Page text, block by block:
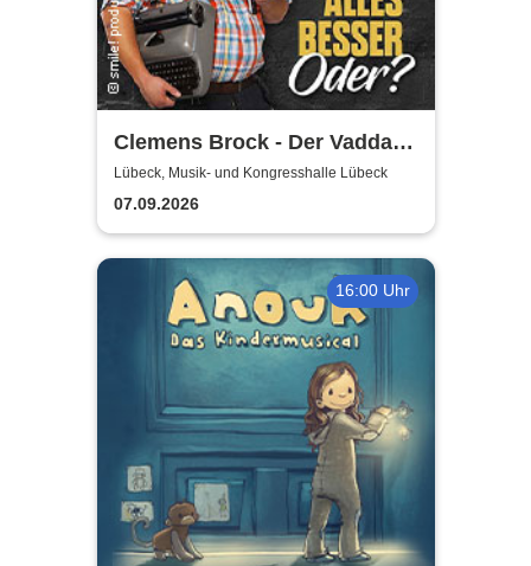
Clemens Brock - Der Vadda -
Früher war alles besser,
oder?
Lübeck, Musik- und Kongresshalle Lübeck
07.09.2026
16:00 Uhr